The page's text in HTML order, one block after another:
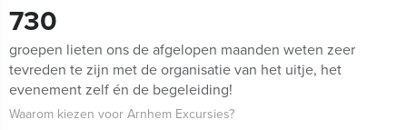
730
groepen lieten ons de afgelopen maanden weten zeer
tevreden te zijn met de organisatie van het uitje, het
evenement zelf én de begeleiding!
Waarom kiezen voor Arnhem Excursies?